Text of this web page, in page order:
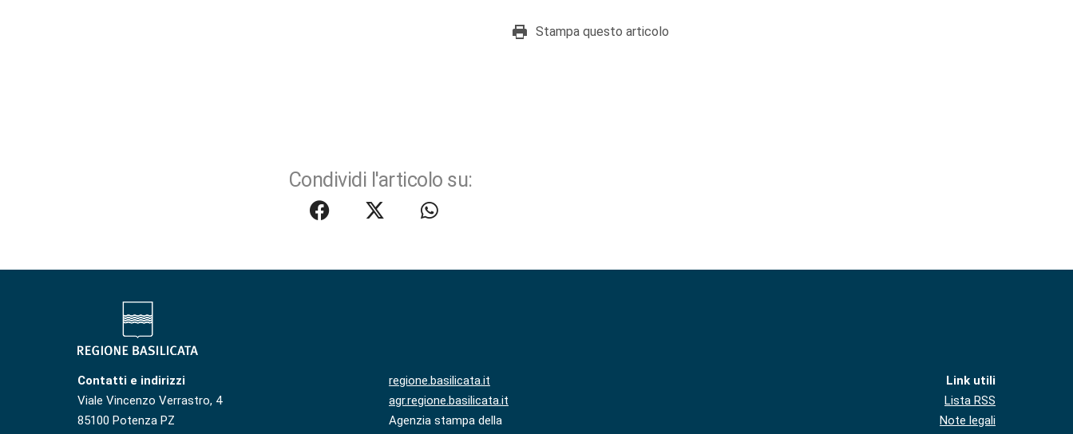
Stampa questo articolo
Condividi l'articolo su:
Contatti e indirizzi
Viale Vincenzo Verrastro, 4
85100 Potenza PZ
regione.basilicata.it
agr.regione.basilicata.it
Agenzia stampa della
Link utili
Lista RSS
Note legali